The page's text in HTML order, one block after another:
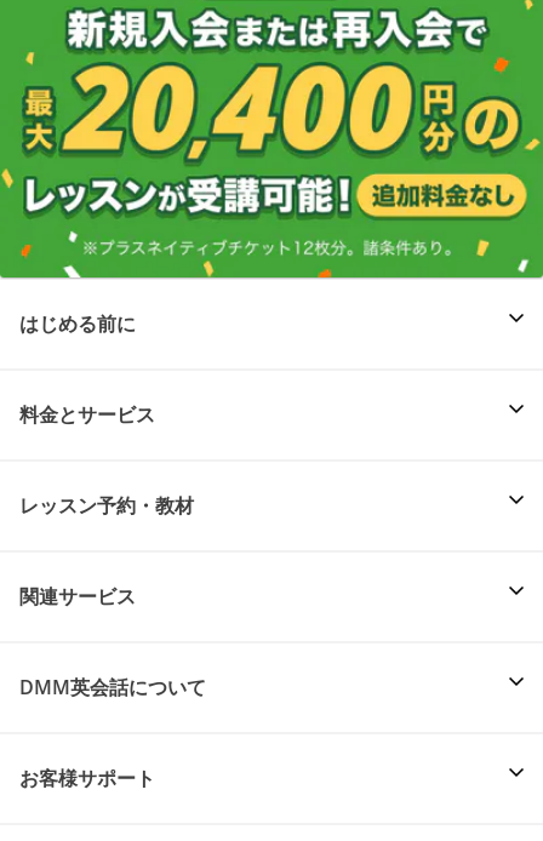
はじめる前に
料金とサービス
レッスン予約・教材
関連サービス
DMM英会話について
お客様サポート